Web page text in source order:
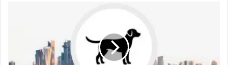
എന്തുചെയ്യണം?
സുരക്ഷാ
നിർദ്ദേശങ്ങളുമായി